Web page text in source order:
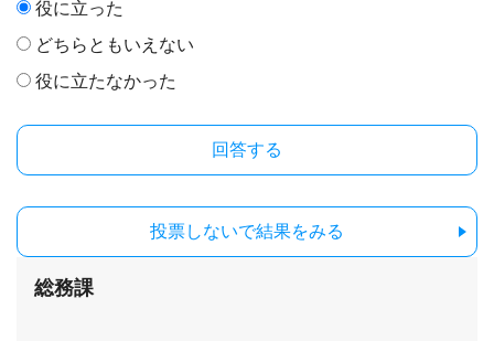
役に立った
どちらともいえない
役に立たなかった
投票しないで結果をみる
総務課